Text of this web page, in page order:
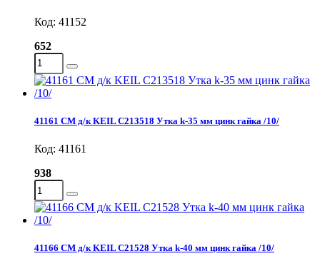
Код: 41152
652
41161 СМ д/к KEIL C213518 Утка k-35 мм цинк гайка /10/
Код: 41161
938
41166 СМ д/к KEIL C21528 Утка k-40 мм цинк гайка /10/